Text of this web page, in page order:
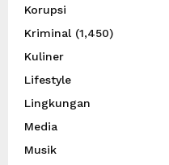
Korupsi
Kriminal (1,450)
Kuliner
Lifestyle
Lingkungan
Media
Musik